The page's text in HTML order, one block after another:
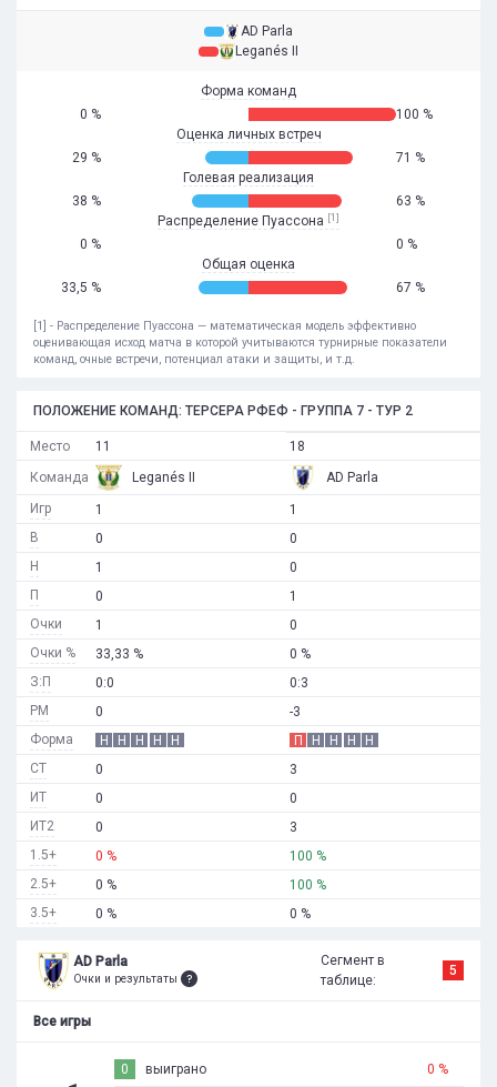
AD Parla
Leganés II
Форма команд
0 %
100 %
Оценка личных встреч
29 %
71 %
Голевая реализация
38 %
63 %
Распределение Пуассона [1]
0 %
0 %
Общая оценка
33,5 %
67 %
[1] - Распределение Пуассона — математическая модель эффективно
оценивающая исход матча в которой учитываются турнирные показатели
команд, очные встречи, потенциал атаки и защиты, и т.д.
ПОЛОЖЕНИЕ КОМАНД: ТЕРСЕРА РФЕФ - ГРУППА 7 - ТУР 2
Место
Команда
Игр
В
Н
П
Очки
Очки %
З:П
РМ
Форма
СТ
ИТ
ИТ2
1.5+
2.5+
3.5+
11
Leganés II
1
0
1
0
1
33,33 %
0:0
0
Н
Н Н Н
Н
0
0
0
0 %
0 %
0 %
18
AD Parla
1
0
0
1
0
0 %
0:3
-3
П
Н Н Н
Н
3
0
3
100 %
100 %
0 %
AD Parla
Очки и результаты
Сегмент в
таблице:
5
Все игры
0 выиграно 0 %